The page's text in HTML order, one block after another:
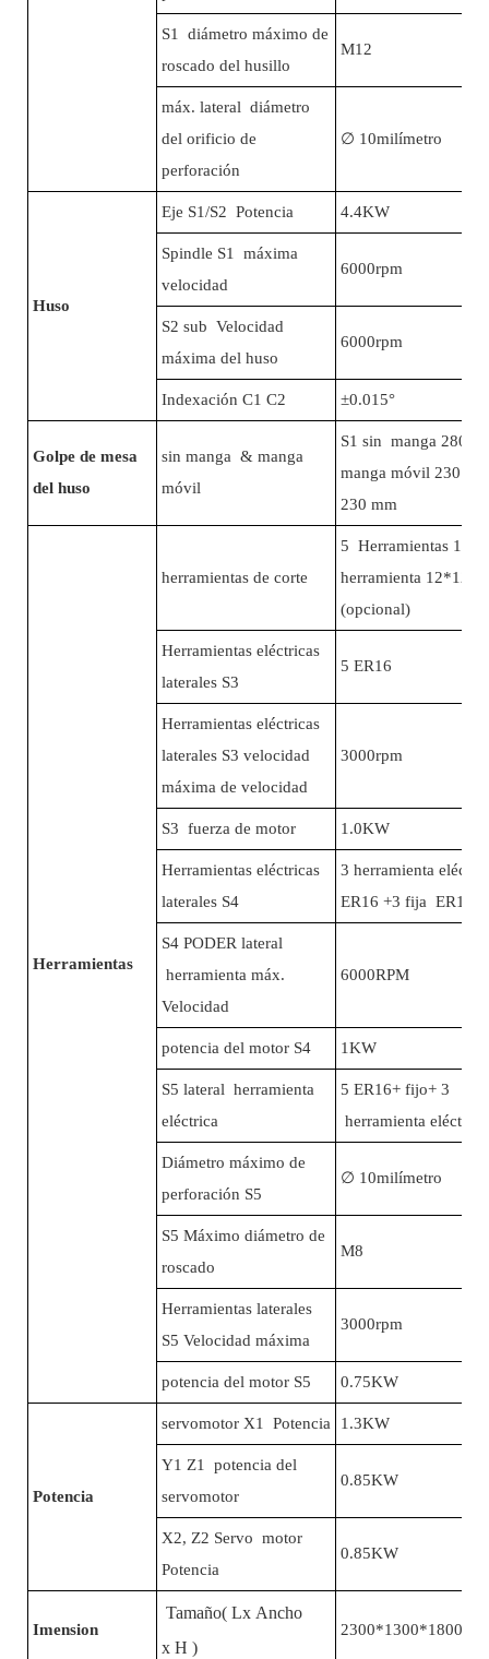
S1 diámetro máximo de
roscado del husillo
M12
máx. lateral diámetro
del orificio de
perforación
∅ 10milímetro
Huso
Eje S1/S2 Potencia 4.4KW
Spindle S1 máxima
velocidad
6000rpm
S2 sub Velocidad
máxima del huso
6000rpm
Indexación C1 C2 ±0.015°
Golpe de mesa
del huso
sin manga & manga
móvil
S1 sin manga 280
manga móvil 230
230 mm
Herramientas
herramientas de corte
5 Herramientas
herramienta 12*12
(opcional)
Herramientas eléctricas
laterales S3
5 ER16
Herramientas eléctricas
laterales S3 velocidad
máxima de velocidad
3000rpm
S3 fuerza de motor 1.0KW
Herramientas eléctricas
laterales S4
3 herramienta
ER16 +3 fija ER16
S4 PODER lateral
herramienta máx.
Velocidad
6000RPM
potencia del motor S4 1KW
S5 lateral herramienta
eléctrica
5 ER16+ fijo+ 3
herramienta
Diámetro máximo de
perforación S5
∅ 10milímetro
S5 Máximo diámetro de
roscado
M8
Herramientas laterales
S5 Velocidad máxima
3000rpm
potencia del motor S5 0.75KW
Potencia
servomotor X1 Potencia 1.3KW
Y1 Z1 potencia del
servomotor
0.85KW
X2, Z2 Servo motor
Potencia
0.85KW
Imension
Tamaño( Lx Ancho
x H )